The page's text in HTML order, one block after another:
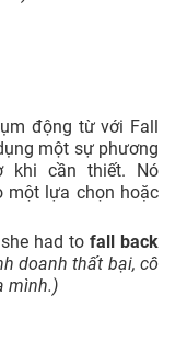
động từ với Fall
một sự phương
khi cần thiết. Nó
một lựa chọn hoặc
she had tofall back
doanh thất bại, cô
mình.)